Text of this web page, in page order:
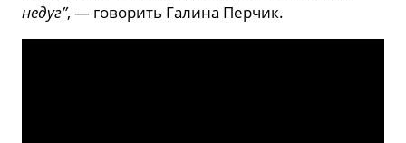
недуг”, — говорить Галина Перчик.